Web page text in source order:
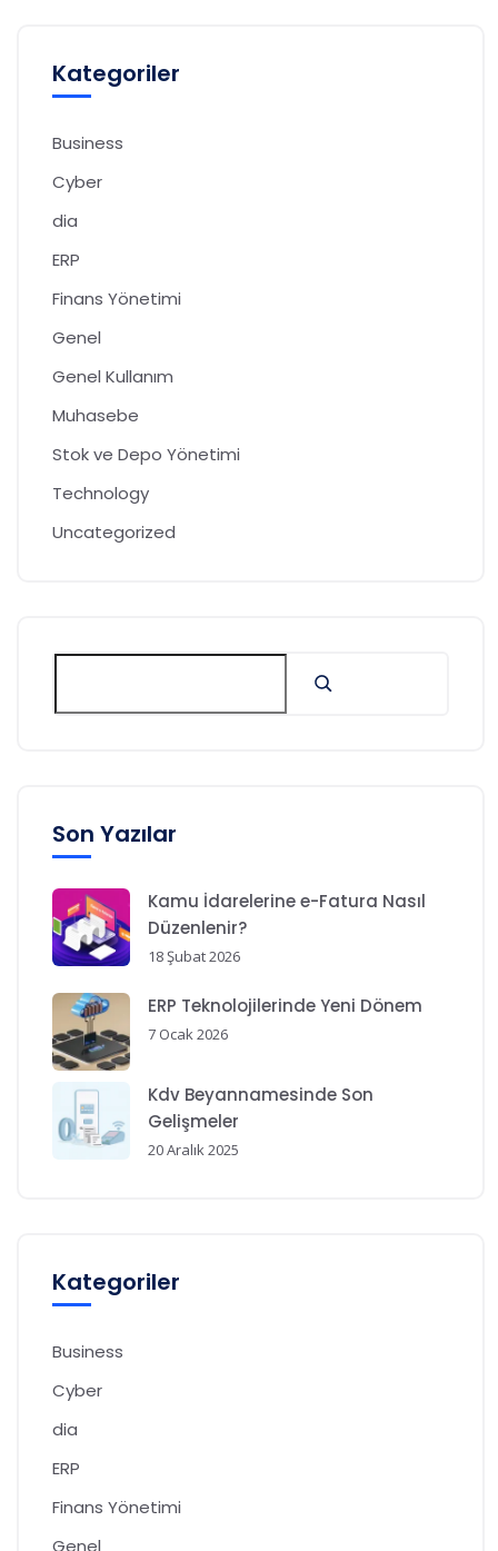
Kategoriler
Business
Cyber
dia
ERP
Finans Yönetimi
Genel
Genel Kullanım
Muhasebe
Stok ve Depo Yönetimi
Technology
Uncategorized
Son Yazılar
Kamu İdarelerine e-Fatura Nasıl
Düzenlenir?
18 Şubat 2026
ERP Teknolojilerinde Yeni Dönem
7 Ocak 2026
Kdv Beyannamesinde Son
Gelişmeler
20 Aralık 2025
Kategoriler
Business
Cyber
dia
ERP
Finans Yönetimi
Genel